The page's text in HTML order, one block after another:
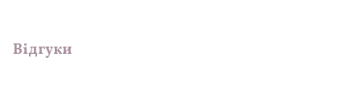
Відгуки